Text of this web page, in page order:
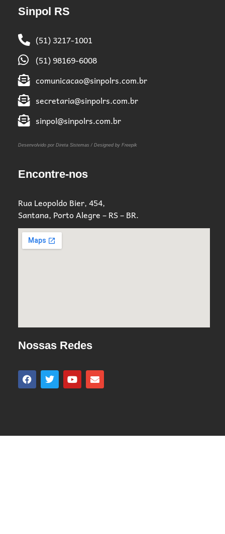
Sinpol RS
(51) 3217-1001
(51) 98169-6008
comunicacao@sinpolrs.com.br
secretaria@sinpolrs.com.br
sinpol@sinpolrs.com.br
Desenvolvido por Direta Sistemas / Designed by Freepik
Encontre-nos
Rua Leopoldo Bier, 454,
Santana, Porto Alegre – RS – BR.
Nossas Redes